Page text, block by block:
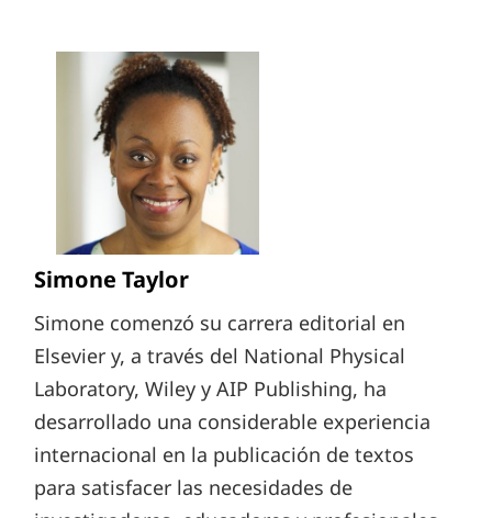
Simone Taylor
Simone comenzó su carrera editorial en
Elsevier y, a través del National Physical
Laboratory, Wiley y AIP Publishing, ha
desarrollado una considerable experiencia
internacional en la publicación de textos
para satisfacer las necesidades de